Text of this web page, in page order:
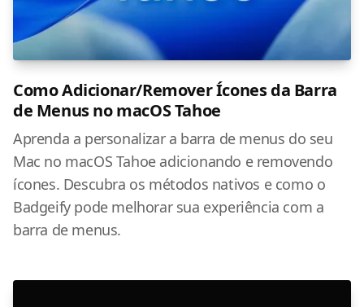
Como Adicionar/Remover Ícones da Barra
de Menus no macOS Tahoe
Aprenda a personalizar a barra de menus do seu
Mac no macOS Tahoe adicionando e removendo
ícones. Descubra os métodos nativos e como o
Badgeify pode melhorar sua experiência com a
barra de menus.